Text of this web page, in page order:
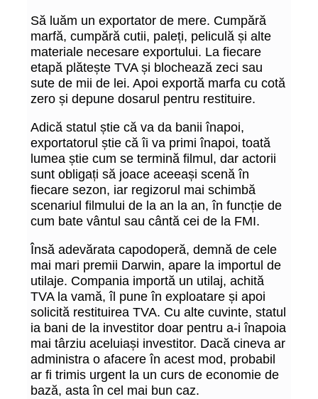
Să luăm un exportator de mere. Cumpără
marfă, cumpără cutii, paleți, peliculă și alte
materiale necesare exportului. La fiecare
etapă plătește TVA și blochează zeci sau
sute de mii de lei. Apoi exportă marfa cu cotă
zero și depune dosarul pentru restituire.
Adică statul știe că va da banii înapoi,
exportatorul știe că îi va primi înapoi, toată
lumea știe cum se termină filmul, dar actorii
sunt obligați să joace aceeași scenă în
fiecare sezon, iar regizorul mai schimbă
scenariul filmului de la an la an, în funcție de
cum bate vântul sau cântă cei de la FMI.
Însă adevărata capodoperă, demnă de cele
mai mari premii Darwin, apare la importul de
utilaje. Compania importă un utilaj, achită
TVA la vamă, îl pune în exploatare și apoi
solicită restituirea TVA. Cu alte cuvinte, statul
ia bani de la investitor doar pentru a-i înapoia
mai târziu aceluiași investitor. Dacă cineva ar
administra o afacere în acest mod, probabil
ar fi trimis urgent la un curs de economie de
bază, asta în cel mai bun caz.